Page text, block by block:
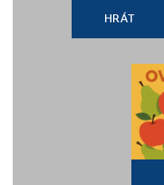
HRÁT